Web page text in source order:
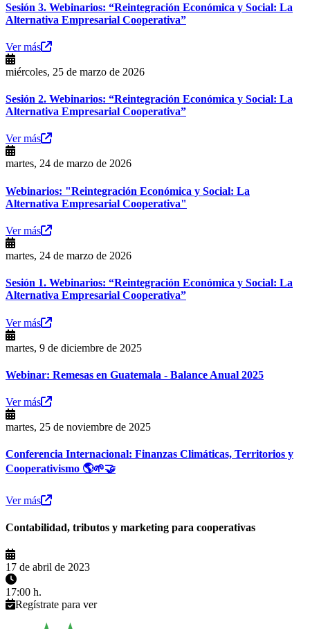
Sesión 3. Webinarios: “Reintegración Económica y Social: La
Alternativa Empresarial Cooperativa”
Ver más
miércoles, 25 de marzo de 2026
Sesión 2. Webinarios: “Reintegración Económica y Social: La
Alternativa Empresarial Cooperativa”
Ver más
martes, 24 de marzo de 2026
Webinarios: "Reintegración Económica y Social: La
Alternativa Empresarial Cooperativa"
Ver más
martes, 24 de marzo de 2026
Sesión 1. Webinarios: “Reintegración Económica y Social: La
Alternativa Empresarial Cooperativa”
Ver más
martes, 9 de diciembre de 2025
Webinar: Remesas en Guatemala - Balance Anual 2025
Ver más
martes, 25 de noviembre de 2025
Conferencia Internacional: Finanzas Climáticas, Territorios y
Cooperativismo 🌎🌱🤝
Ver más
Contabilidad, tributos y marketing para cooperativas
17 de abril de 2023
17:00 h.
Regístrate para ver